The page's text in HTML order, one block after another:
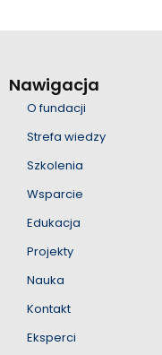
Nawigacja
O fundacji
Strefa wiedzy
Szkolenia
Wsparcie
Edukacja
Projekty
Nauka
Kontakt
Eksperci